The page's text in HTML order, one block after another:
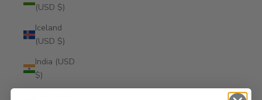
(USD $)
Iceland
(USD $)
India (USD
$)